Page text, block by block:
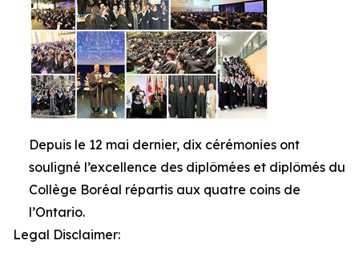
Depuis le 12 mai dernier, dix cérémonies ont
souligné l’excellence des diplômées et diplômés du
Collège Boréal répartis aux quatre coins de
l’Ontario.
Legal Disclaimer: